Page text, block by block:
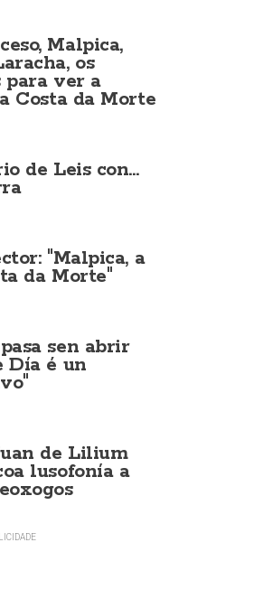
Malpica,
os
para ver a
Costa da Morte
de Leis con...
"Malpica, a
da Morte"
sen abrir
Día é un
de Lilium
lusofonía a